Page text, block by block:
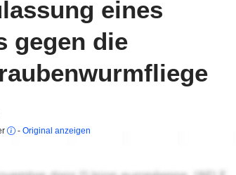
eines
gegen die
- Original anzeigen